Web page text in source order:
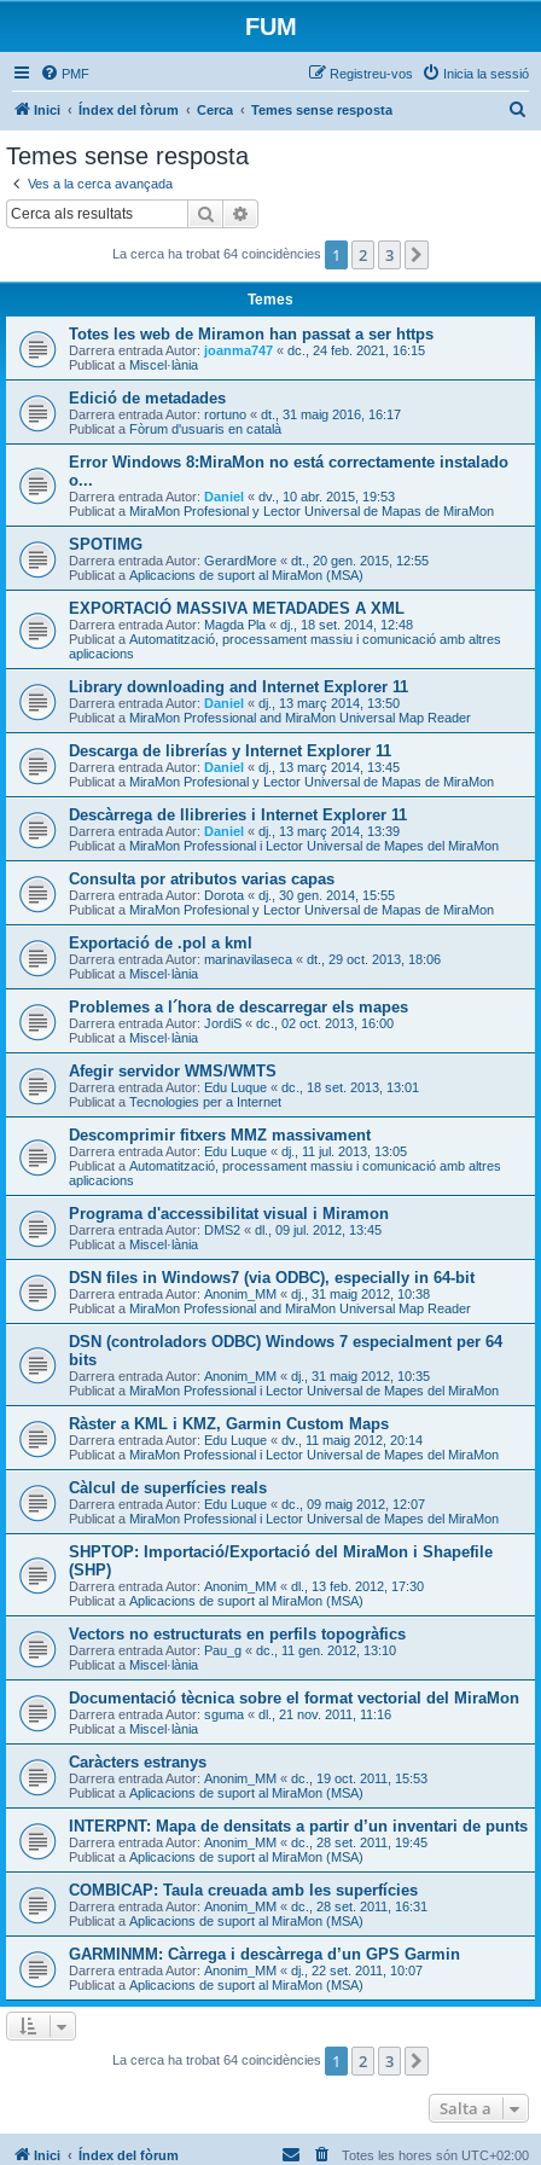
FUM
PMF Inicia la sessió
Registreu-vos
Inici Índex del fòrum Cerca Temes sense resposta
Temes sense resposta
Ves a la cerca avançada
Cerca
La cerca ha trobat 64 coincidències 1 2 3
Temes
Totes les web de Miramon han passat a ser https
Darrera entrada Autor: joanma747 « dc., 24 feb. 2021, 16:15
Publicat a Miscel·lània
Edició de metadades
Darrera entrada Autor: rortuno « dt., 31 maig 2016, 16:17
Publicat a Fòrum d'usuaris en català
Error Windows 8:MiraMon no está correctamente instalado
o...
Darrera entrada Autor: Daniel « dv., 10 abr. 2015, 19:53
Publicat a MiraMon Profesional y Lector Universal de Mapas de MiraMon
SPOTIMG
Darrera entrada Autor: GerardMore « dt., 20 gen. 2015, 12:55
Publicat a Aplicacions de suport al MiraMon (MSA)
EXPORTACIÓ MASSIVA METADADES A XML
Darrera entrada Autor: Magda Pla « dj., 18 set. 2014, 12:48
Publicat a Automatització, processament massiu i comunicació amb altres
aplicacions
Library downloading and Internet Explorer 11
Darrera entrada Autor: Daniel « dj., 13 març 2014, 13:50
Publicat a MiraMon Professional and MiraMon Universal Map Reader
Descarga de librerías y Internet Explorer 11
Darrera entrada Autor: Daniel « dj., 13 març 2014, 13:45
Publicat a MiraMon Profesional y Lector Universal de Mapas de MiraMon
Descàrrega de llibreries i Internet Explorer 11
Darrera entrada Autor: Daniel « dj., 13 març 2014, 13:39
Publicat a MiraMon Professional i Lector Universal de Mapes del MiraMon
Consulta por atributos varias capas
Darrera entrada Autor: Dorota « dj., 30 gen. 2014, 15:55
Publicat a MiraMon Profesional y Lector Universal de Mapas de MiraMon
Exportació de .pol a kml
Darrera entrada Autor: marinavilaseca « dt., 29 oct. 2013, 18:06
Publicat a Miscel·lània
Problemes a l´hora de descarregar els mapes
Darrera entrada Autor: JordiS « dc., 02 oct. 2013, 16:00
Publicat a Miscel·lània
Afegir servidor WMS/WMTS
Darrera entrada Autor: Edu Luque « dc., 18 set. 2013, 13:01
Publicat a Tecnologies per a Internet
Descomprimir fitxers MMZ massivament
Darrera entrada Autor: Edu Luque « dj., 11 jul. 2013, 13:05
Publicat a Automatització, processament massiu i comunicació amb altres
aplicacions
Programa d'accessibilitat visual i Miramon
Darrera entrada Autor: DMS2 « dl., 09 jul. 2012, 13:45
Publicat a Miscel·lània
DSN files in Windows7 (via ODBC), especially in 64-bit
Darrera entrada Autor: Anonim_MM « dj., 31 maig 2012, 10:38
Publicat a MiraMon Professional and MiraMon Universal Map Reader
DSN (controladors ODBC) Windows 7 especialment per 64
bits
Darrera entrada Autor: Anonim_MM « dj., 31 maig 2012, 10:35
Publicat a MiraMon Professional i Lector Universal de Mapes del MiraMon
Ràster a KML i KMZ, Garmin Custom Maps
Darrera entrada Autor: Edu Luque « dv., 11 maig 2012, 20:14
Publicat a MiraMon Professional i Lector Universal de Mapes del MiraMon
Càlcul de superfícies reals
Darrera entrada Autor: Edu Luque « dc., 09 maig 2012, 12:07
Publicat a MiraMon Professional i Lector Universal de Mapes del MiraMon
SHPTOP: Importació/Exportació del MiraMon i Shapefile
(SHP)
Darrera entrada Autor: Anonim_MM « dl., 13 feb. 2012, 17:30
Publicat a Aplicacions de suport al MiraMon (MSA)
Vectors no estructurats en perfils topogràfics
Darrera entrada Autor: Pau_g « dc., 11 gen. 2012, 13:10
Publicat a Miscel·lània
Documentació tècnica sobre el format vectorial del MiraMon
Darrera entrada Autor: sguma « dl., 21 nov. 2011, 11:16
Publicat a Miscel·lània
Caràcters estranys
Darrera entrada Autor: Anonim_MM « dc., 19 oct. 2011, 15:53
Publicat a Aplicacions de suport al MiraMon (MSA)
INTERPNT: Mapa de densitats a partir d’un inventari de punts
Darrera entrada Autor: Anonim_MM « dc., 28 set. 2011, 19:45
Publicat a Aplicacions de suport al MiraMon (MSA)
COMBICAP: Taula creuada amb les superfícies
Darrera entrada Autor: Anonim_MM « dc., 28 set. 2011, 16:31
Publicat a Aplicacions de suport al MiraMon (MSA)
GARMINMM: Càrrega i descàrrega d’un GPS Garmin
Darrera entrada Autor: Anonim_MM « dj., 22 set. 2011, 10:07
Publicat a Aplicacions de suport al MiraMon (MSA)
La cerca ha trobat 64 coincidències 1 2 3
Salta a
Inici Índex del fòrum Totes les hores són UTC+02:00